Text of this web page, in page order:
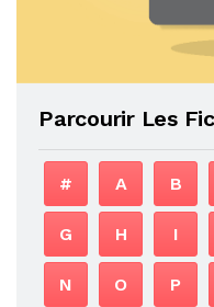
Parcourir Les
# A B
G H I
N O P